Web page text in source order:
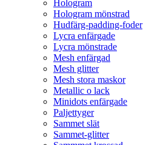
Hologram
Hologram mönstrad
Hudfärg-padding-foder
Lycra enfärgade
Lycra mönstrade
Mesh enfärgad
Mesh glitter
Mesh stora maskor
Metallic o lack
Minidots enfärgade
Paljettyger
Sammet slät
Sammet-glitter